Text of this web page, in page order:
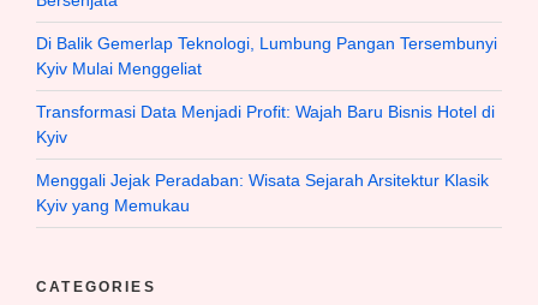
Di Balik Gemerlap Teknologi, Lumbung Pangan Tersembunyi
Kyiv Mulai Menggeliat
Transformasi Data Menjadi Profit: Wajah Baru Bisnis Hotel di
Kyiv
Menggali Jejak Peradaban: Wisata Sejarah Arsitektur Klasik
Kyiv yang Memukau
CATEGORIES